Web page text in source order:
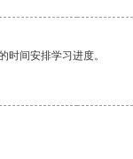
间安排学习进度。